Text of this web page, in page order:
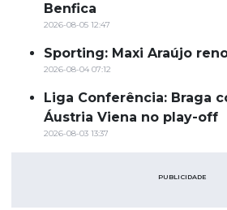
Benfica
2026-08-05 12:47
Sporting: Maxi Araújo
2026-08-04 07:12
Liga Conferência: Braga
Áustria Viena no play-off
2026-08-03 13:37
PUBLICIDADE